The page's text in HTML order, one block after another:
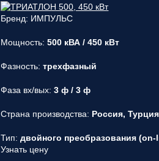
Бренд: ИМПУЛЬС
Мощность:500 кВА / 450 кВт
Фазность:трехфазный
Фаза вх/вых:3 ф / 3 ф
Страна производства: Россия, Турция
Тип:двойного преобразования (on-
Узнать цену